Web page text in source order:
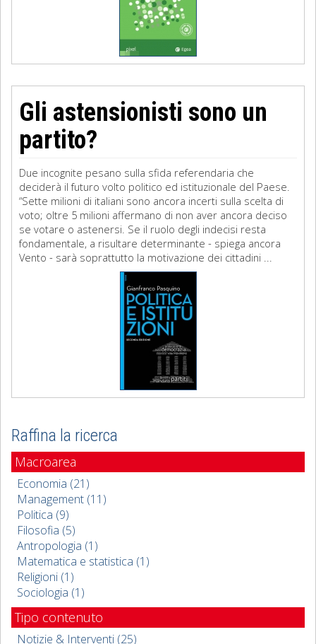
Gli astensionisti sono un
partito?
Due incognite pesano sulla sfida referendaria che
deciderà il futuro volto politico ed istituzionale del Paese.
“Sette milioni di italiani sono ancora incerti sulla scelta di
voto; oltre 5 milioni affermano di non aver ancora deciso
se votare o astenersi. Se il ruolo degli indecisi resta
fondamentale, a risultare determinante - spiega ancora
Vento - sarà soprattutto la motivazione dei cittadini ...
Raffina la ricerca
Macroarea
Economia (21)
Management (11)
Politica (9)
Filosofia (5)
Antropologia (1)
Matematica e statistica (1)
Religioni (1)
Sociologia (1)
Tipo contenuto
Notizie & Interventi (25)